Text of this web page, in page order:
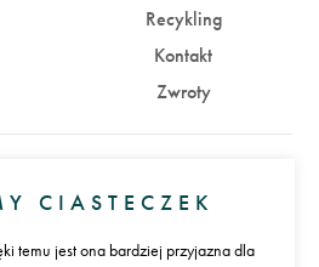
Recykling
Kontakt
Zwroty
Załóż konto
CIASTECZEK
temu jest ona bardziej przyjazna dla